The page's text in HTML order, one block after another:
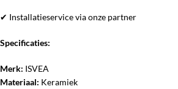
✔ Installatieservice via onze partner
Specificaties:
Merk: ISVEA
Materiaal: Keramiek